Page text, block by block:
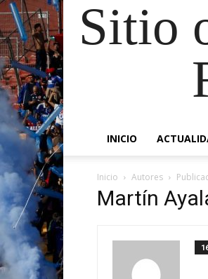
Sitio
INICIO
Inicio Autores
Martín